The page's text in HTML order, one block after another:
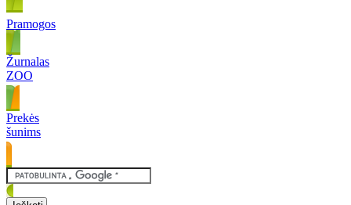
Pramogos
Žurnalas
ZOO
Prekės
šunims